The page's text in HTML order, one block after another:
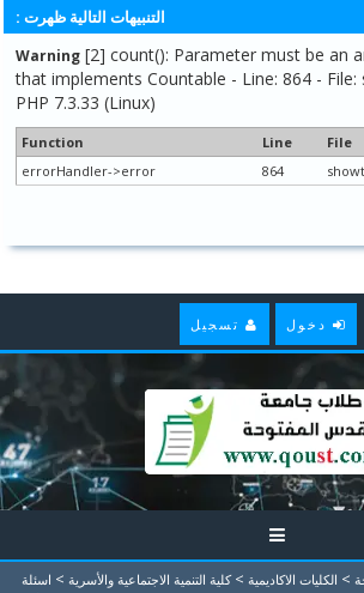
التنبيهات التالية ظهرت :
Warning[2] count(): Parameter must be an
that implements Countable - Line: 864 -
PHP 7.3.33 (Linux)
File
Line
Function
864
errorHandler->error
دخول تسجيل
> الكليات الاكاديمية > كلية التنمية الاجتماعية والأسرية > اسئلة